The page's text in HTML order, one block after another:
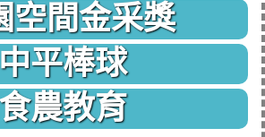
空間金采獎
中平棒球
食農教育